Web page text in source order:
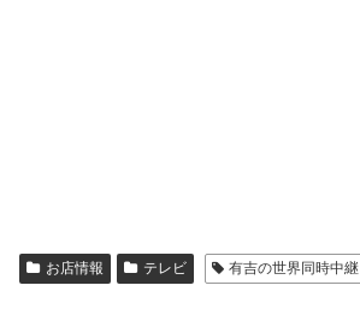
お店情報 テレビ 有吉の世界同時中継